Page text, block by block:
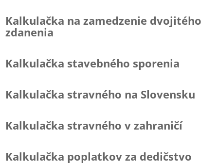
Kalkulačka na zamedzenie dvojitého
zdanenia
Kalkulačka stavebného sporenia
Kalkulačka stravného na Slovensku
Kalkulačka stravného v zahraničí
Kalkulačka poplatkov za dedičstvo